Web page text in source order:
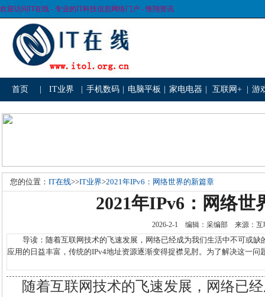
欢迎访问IT在线 - 专业的IT科技信息网络门户 - 惟翔资讯
首页 IT业界 手机数码 电脑平板 家电电器 互联网+ 游
您的位置： IT在线>>IT业界>2021年IPv6：网络世界的新篇章
2021年IPv6：网络世
2026-2-1 编辑：采编部 来源：
导读：随着互联网技术的飞速发展，网络已经成为我们生活中不可或缺
应用的日益丰富，传统的IPv4地址资源逐渐变得捉襟见肘。为了解决这一问
随着互联网技术的飞速发展，网络已